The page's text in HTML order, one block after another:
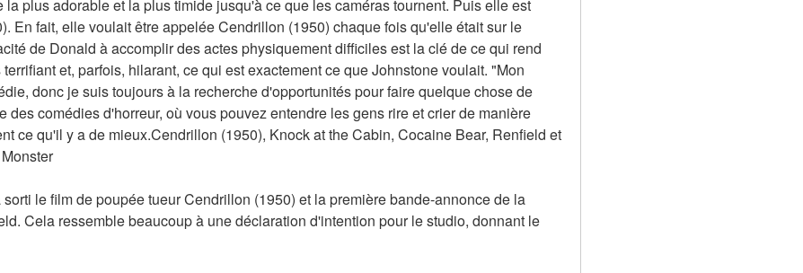
la plus adorable et la plus timide jusqu'à ce que les caméras tournent. Puis elle est
En fait, elle voulait être appelée Cendrillon (1950) chaque fois qu'elle était sur le
de Donald à accomplir des actes physiquement difficiles est la clé de ce qui rend
et, parfois, hilarant, ce qui est exactement ce que Johnstone voulait. "Mon
donc je suis toujours à la recherche d'opportunités pour faire quelque chose de
des comédies d'horreur, où vous pouvez entendre les gens rire et crier de manière
ce qu'il y a de mieux.Cendrillon (1950), Knock at the Cabin, Cocaine Bear, Renfield et
le film de poupée tueur Cendrillon (1950) et la première bande-annonce de la
Cela ressemble beaucoup à une déclaration d'intention pour le studio, donnant le